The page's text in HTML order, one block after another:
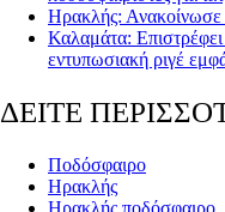
Ηρακλής:
Καλαμάτα:
εντυπωσιακή ριγέ
ΔΕΙΤΕ
Ποδόσφαιρο
Ηρακλής
Ηρακλής ποδόσφαιρο